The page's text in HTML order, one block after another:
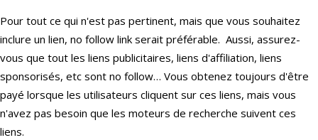
Pour tout ce qui n'est pas pertinent, mais que vous souhaitez
inclure un lien, no follow link serait préférable. Aussi, assurez-
vous que tout les liens publicitaires, liens d'affiliation, liens
sponsorisés, etc sont no follow… Vous obtenez toujours d'être
payé lorsque les utilisateurs cliquent sur ces liens, mais vous
n'avez pas besoin que les moteurs de recherche suivent ces
liens.